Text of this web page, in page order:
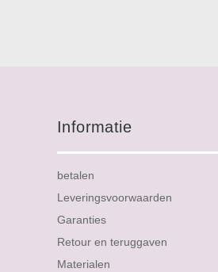
Informatie
betalen
Leveringsvoorwaarden
Garanties
Retour en teruggaven
Materialen